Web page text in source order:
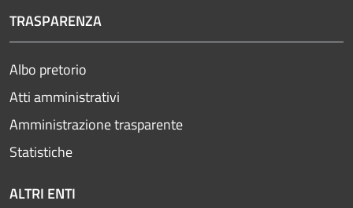
TRASPARENZA
Albo pretorio
Atti amministrativi
Amministrazione trasparente
Statistiche
ALTRI ENTI